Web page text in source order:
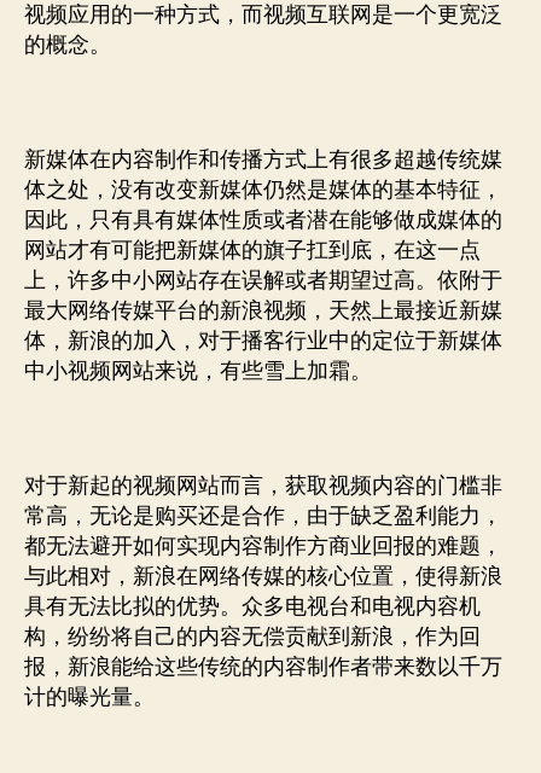
视频应用的一种方式，而视频互联网是一个更宽泛
的概念。
新媒体在内容制作和传播方式上有很多超越传统媒
体之处，没有改变新媒体仍然是媒体的基本特征，
因此，只有具有媒体性质或者潜在能够做成媒体的
网站才有可能把新媒体的旗子扛到底，在这一点
上，许多中小网站存在误解或者期望过高。依附于
最大网络传媒平台的新浪视频，天然上最接近新媒
体，新浪的加入，对于播客行业中的定位于新媒体
中小视频网站来说，有些雪上加霜。
对于新起的视频网站而言，获取视频内容的门槛非
常高，无论是购买还是合作，由于缺乏盈利能力，
都无法避开如何实现内容制作方商业回报的难题，
与此相对，新浪在网络传媒的核心位置，使得新浪
具有无法比拟的优势。众多电视台和电视内容机
构，纷纷将自己的内容无偿贡献到新浪，作为回
报，新浪能给这些传统的内容制作者带来数以千万
计的曝光量。